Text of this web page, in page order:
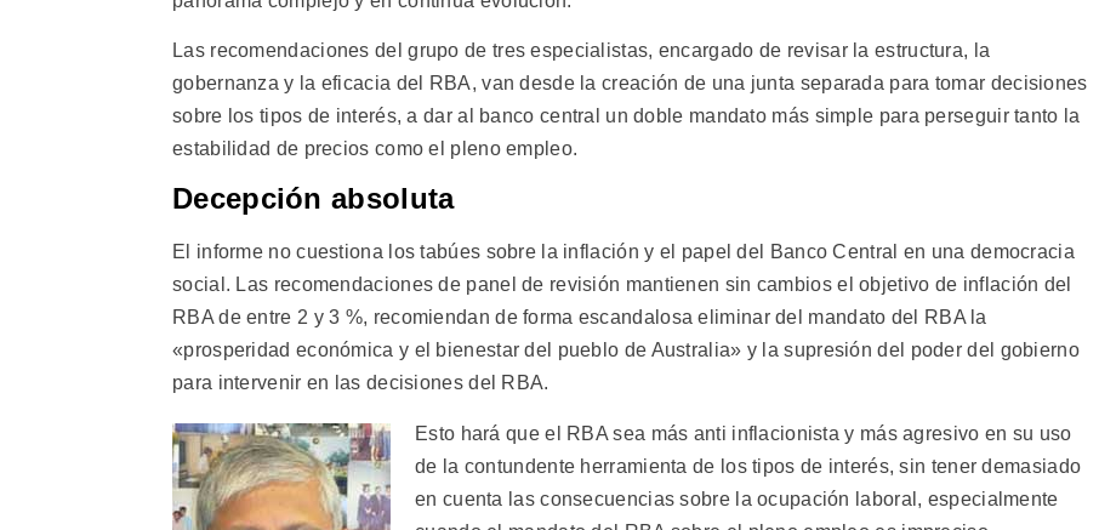
Las recomendaciones del grupo de tres especialistas, encargado de revisar la estructura, la
gobernanza y la eficacia del RBA, van desde la creación de una junta separada para tomar decisiones
sobre los tipos de interés, a dar al banco central un doble mandato más simple para perseguir tanto la
estabilidad de precios como el pleno empleo.
Decepción absoluta
El informe no cuestiona los tabúes sobre la inflación y el papel del Banco Central en una democracia
social. Las recomendaciones de panel de revisión mantienen sin cambios el objetivo de inflación del
RBA de entre 2 y 3 %, recomiendan de forma escandalosa eliminar del mandato del RBA la
«prosperidad económica y el bienestar del pueblo de Australia» y la supresión del poder del gobierno
para intervenir en las decisiones del RBA.
Esto hará que el RBA sea más anti inflacionista y más agresivo en su uso
de la contundente herramienta de los tipos de interés, sin tener demasiado
en cuenta las consecuencias sobre la ocupación laboral, especialmente